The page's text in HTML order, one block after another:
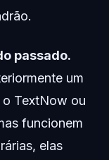
passado.
um
TextNow ou
funcionem
elas